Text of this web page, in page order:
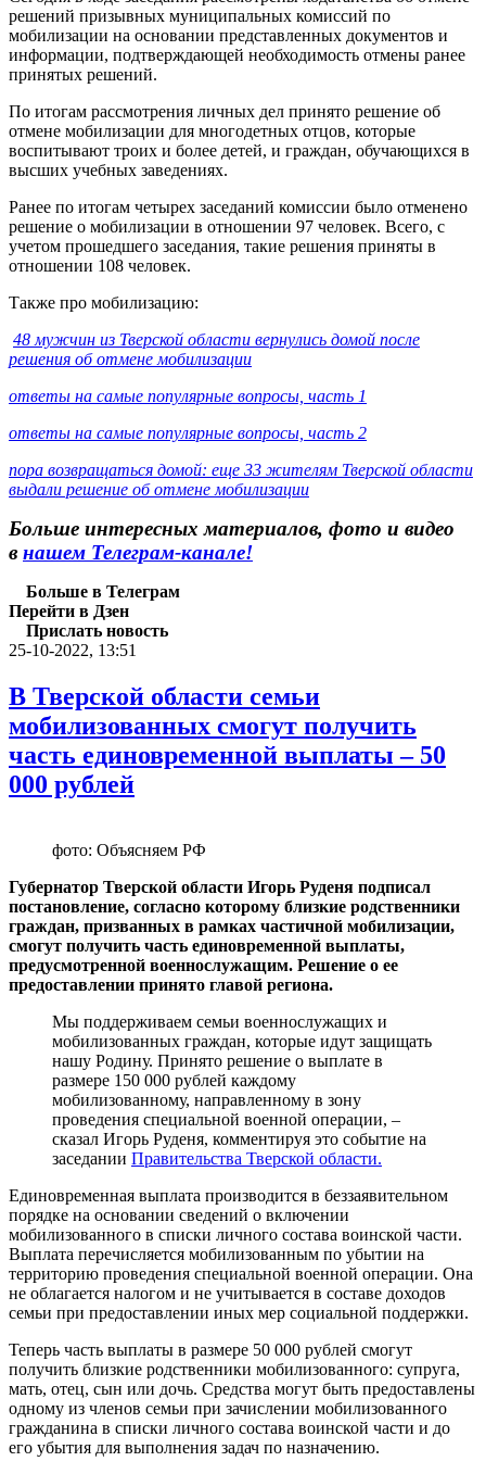
решений призывных муниципальных комиссий по
мобилизации на основании представленных документов и
информации, подтверждающей необходимость отмены ранее
принятых решений.
По итогам рассмотрения личных дел принято решение об
отмене мобилизации для многодетных отцов, которые
воспитывают троих и более детей, и граждан, обучающихся в
высших учебных заведениях.
Ранее по итогам четырех заседаний комиссии было отменено
решение о мобилизации в отношении 97 человек. Всего, с
учетом прошедшего заседания, такие решения приняты в
отношении 108 человек.
Также про мобилизацию:
48 мужчин из Тверской области вернулись домой после
решения об отмене мобилизации
ответы на самые популярные вопросы, часть 1
ответы на самые популярные вопросы, часть 2
пора возвращаться домой: еще 33 жителям Тверской области
выдали решение об отмене мобилизации
Больше интересных материалов, фото и видео
в нашем Телеграм-канале!
Больше в Телеграм
Перейти в Дзен
Прислать новость
25-10-2022, 13:51
В Тверской области семьи
мобилизованных смогут получить
часть единовременной выплаты – 50
000 рублей
фото: Объясняем РФ
Губернатор Тверской области Игорь Руденя подписал
постановление, согласно которому близкие родственники
граждан, призванных в рамках частичной мобилизации,
смогут получить часть единовременной выплаты,
предусмотренной военнослужащим. Решение о ее
предоставлении принято главой региона.
Мы поддерживаем семьи военнослужащих и
мобилизованных граждан, которые идут защищать
нашу Родину. Принято решение о выплате в
размере 150 000 рублей каждому
мобилизованному, направленному в зону
проведения специальной военной операции, –
сказал Игорь Руденя, комментируя это событие на
заседании Правительства Тверской области.
Единовременная выплата производится в беззаявительном
порядке на основании сведений о включении
мобилизованного в списки личного состава воинской части.
Выплата перечисляется мобилизованным по убытии на
территорию проведения специальной военной операции. Она
не облагается налогом и не учитывается в составе доходов
семьи при предоставлении иных мер социальной поддержки.
Теперь часть выплаты в размере 50 000 рублей смогут
получить близкие родственники мобилизованного: супруга,
мать, отец, сын или дочь. Средства могут быть предоставлены
одному из членов семьи при зачислении мобилизованного
гражданина в списки личного состава воинской части и до
его убытия для выполнения задач по назначению.